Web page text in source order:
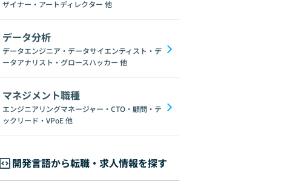
ザイナー・アートディレクター 他
データ分析
データエンジニア・データサイエンティスト・デ
ータアナリスト・グロースハッカー 他
マネジメント職種
エンジニアリングマネージャー・CTO・顧問・テ
ックリード・VPoE他
開発言語から転職・求人情報を探す